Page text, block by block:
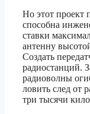
Но этот проект
способна
ставки
антенну
Создать
радиостанций.
радиоволны
ловить след от
три тысячи